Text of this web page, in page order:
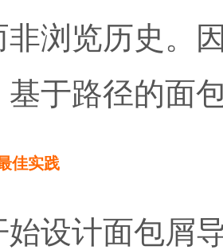
非浏览历史。
基于路径的面
佳实践
始设计面包屑